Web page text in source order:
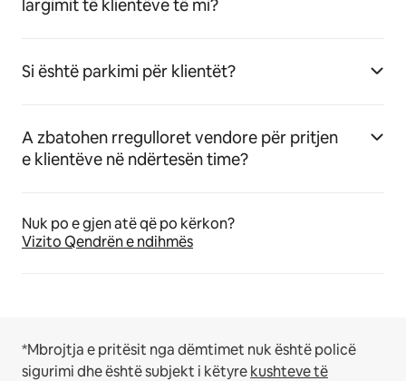
largimit të klientëve të mi?
Si është parkimi për klientët?
A zbatohen rregulloret vendore për pritjen
e klientëve në ndërtesën time?
Nuk po e gjen atë që po kërkon?
Vizito Qendrën e ndihmës
*Mbrojtja e pritësit nga dëmtimet nuk është policë
sigurimi dhe është subjekt i këtyrekushteve të